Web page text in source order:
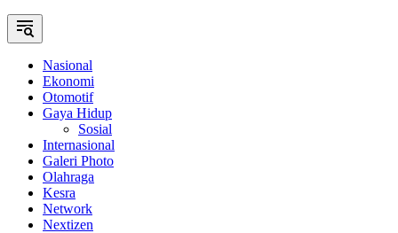
Nasional
Ekonomi
Otomotif
Gaya Hidup
Sosial
Internasional
Galeri Photo
Olahraga
Kesra
Network
Nextizen